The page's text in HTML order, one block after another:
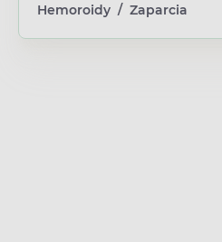
Hemoroidy / Zaparcia